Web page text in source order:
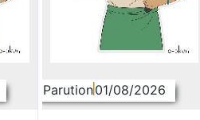
Parution01/08/2026